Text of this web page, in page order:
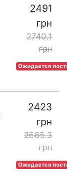
2491
грн
2740.1
грн
Ожидается
2423
грн
2665.3
грн
Ожидается